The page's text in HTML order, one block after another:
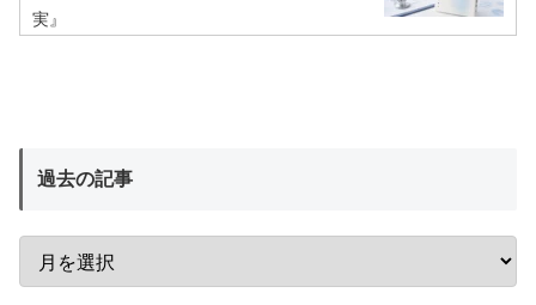
実』
過去の記事